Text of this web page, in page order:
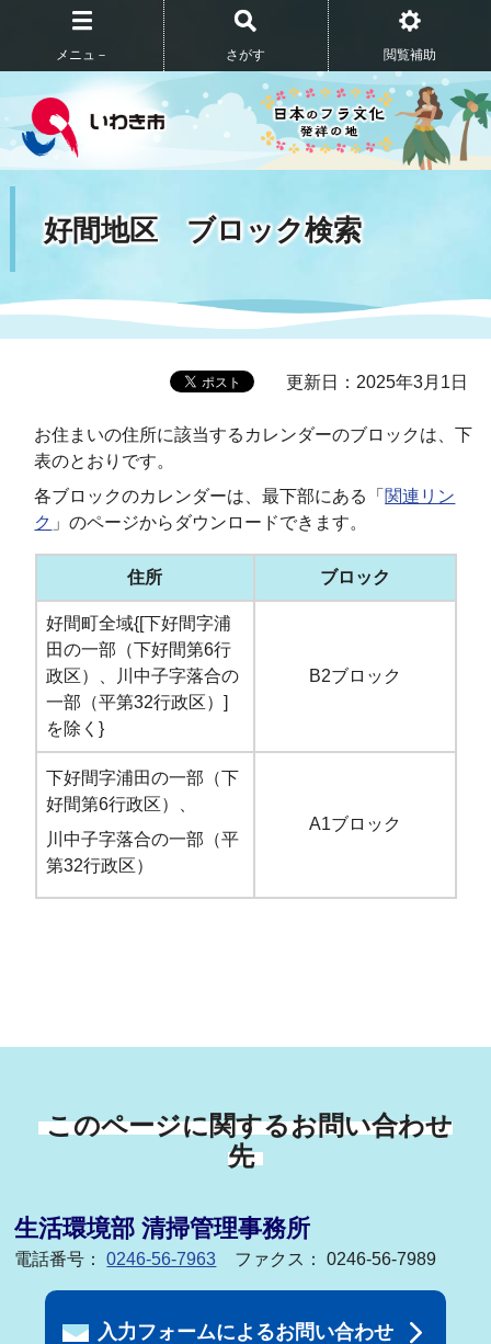
メニュ－ さがす 閲覧補助
好間地区 ブロック検索
更新日：2025年3月1日
お住まいの住所に該当するカレンダーのブロックは、下
表のとおりです。
各ブロックのカレンダーは、最下部にある「 関連リン
ク 」のページからダウンロードできます。
住所 ブロック
好間町全域{[下好間字浦
田の一部（下好間第6行
政区）、川中子字落合の
一部（平第32行政区）]
を除く}
B2ブロック
下好間字浦田の一部（下
好間第6行政区）、
川中子字落合の一部（平
第32行政区）
A1ブロック
このページに関するお問い合わせ
先
生活環境部 清掃管理事務所
電話番号：0246-56-7963 ファクス： 0246-56-7989
入力フォームによるお問い合わせ